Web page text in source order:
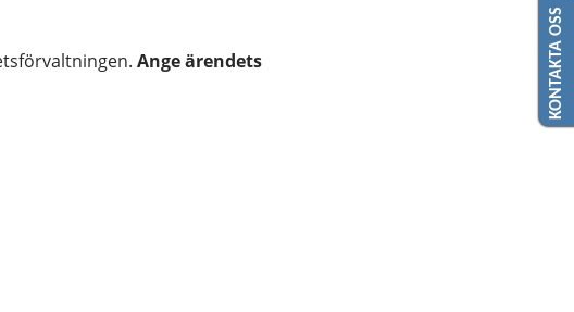
Ange ärendets
KONTAKTA OSS